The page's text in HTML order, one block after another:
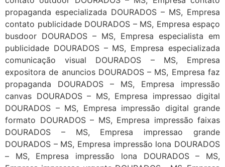
propaganda especializada DOURADOS – MS, Empresa
contato publicidade DOURADOS – MS, Empresa espaço
busdoor DOURADOS – MS, Empresa especialista em
publicidade DOURADOS – MS, Empresa especializada
comunicação visual DOURADOS – MS, Empresa
expositora de anuncios DOURADOS – MS, Empresa faz
propaganda DOURADOS – MS, Empresa impressão
canvas DOURADOS – MS, Empresa impressao digital
DOURADOS – MS, Empresa impressão digital grande
formato DOURADOS – MS, Empresa impressão faixas
DOURADOS – MS, Empresa impressao grande
DOURADOS – MS, Empresa impressão lona DOURADOS
– MS, Empresa impressão lona DOURADOS – MS,